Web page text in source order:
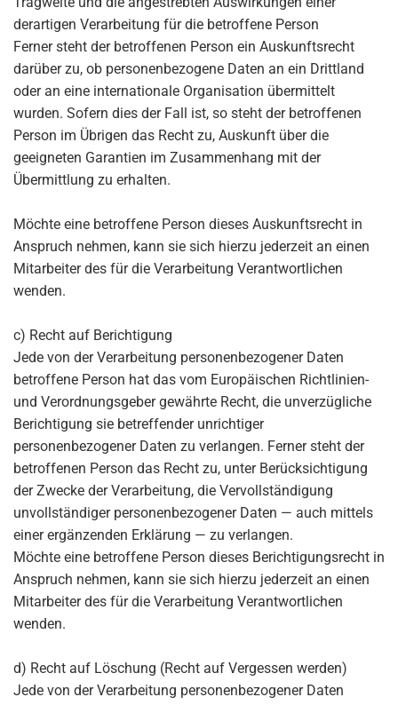
derartigen Verarbeitung für die betroffene Person
Ferner steht der betroffenen Person ein Auskunftsrecht
darüber zu, ob personenbezogene Daten an ein Drittland
oder an eine internationale Organisation übermittelt
wurden. Sofern dies der Fall ist, so steht der betroffenen
Person im Übrigen das Recht zu, Auskunft über die
geeigneten Garantien im Zusammenhang mit der
Übermittlung zu erhalten.
Möchte eine betroffene Person dieses Auskunftsrecht in
Anspruch nehmen, kann sie sich hierzu jederzeit an einen
Mitarbeiter des für die Verarbeitung Verantwortlichen
wenden.
c) Recht auf Berichtigung
Jede von der Verarbeitung personenbezogener Daten
betroffene Person hat das vom Europäischen Richtlinien-
und Verordnungsgeber gewährte Recht, die unverzügliche
Berichtigung sie betreffender unrichtiger
personenbezogener Daten zu verlangen. Ferner steht der
betroffenen Person das Recht zu, unter Berücksichtigung
der Zwecke der Verarbeitung, die Vervollständigung
unvollständiger personenbezogener Daten — auch mittels
einer ergänzenden Erklärung — zu verlangen.
Möchte eine betroffene Person dieses Berichtigungsrecht in
Anspruch nehmen, kann sie sich hierzu jederzeit an einen
Mitarbeiter des für die Verarbeitung Verantwortlichen
wenden.
d) Recht auf Löschung (Recht auf Vergessen werden)
Jede von der Verarbeitung personenbezogener Daten